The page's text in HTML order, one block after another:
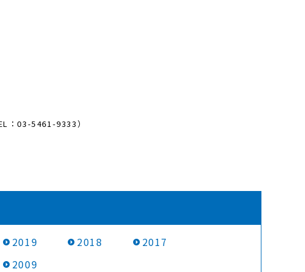
03-5461-9333）
2019 2018
2017
2009